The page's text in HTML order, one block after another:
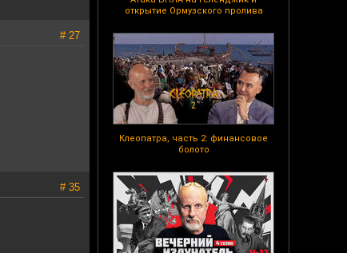
открытие Ормузского пролива
Клеопатра, часть 2: финансовое
болото
# 27
# 35